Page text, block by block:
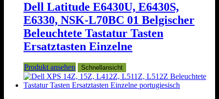
Dell Latitude E6430U, E6430S,
E6330, NSK-L70BC 01 Belgischer
Beleuchtete Tastatur Tasten
Ersatztasten Einzelne
Produkt ansehen Schnellansicht